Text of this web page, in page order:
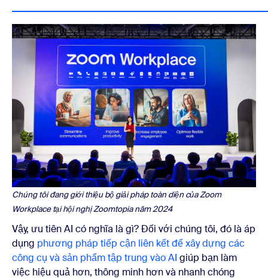
Chúng tôi đang giới thiệu bộ giải pháp toàn diện của Zoom
Workplace tại hội nghị Zoomtopia năm 2024
Vậy, ưu tiên AI có nghĩa là gì? Đối với chúng tôi, đó là áp
dụng phương pháp tiếp cận liên kết để xây dựng các
công cụ và sản phẩm tập trung vào AI giúp bạn làm
việc hiệu quả hơn, thông minh hơn và nhanh chóng